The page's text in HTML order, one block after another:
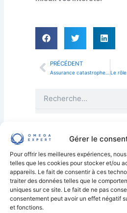
Gérer le
Pour offrir les meilleures expériences,
telles que les cookies pour stocker et/ou
appareils. Le fait de consentir à ces
traiter des données telles que le
uniques sur ce site. Le fait de ne pas
consentement peut avoir un effet négatif
et fonctions.
Prev
PRÉCÉDENT
Assurance catastrophe naturelle et modalités des remboursements